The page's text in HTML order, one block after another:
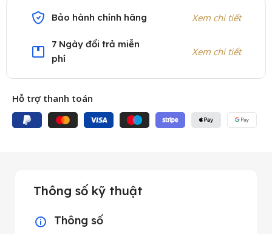
Bảo hành chính hãng Xem chi tiết
7 Ngày đổi trả miễn
phí
Xem chi tiết
Hỗ trợ thanh toán
Thông số kỹ thuật
Thông số